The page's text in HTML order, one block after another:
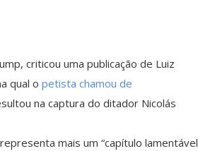
criticou uma publicação de Luiz
qual o petista chamou de
na captura do ditador Nicolás
mais um “capítulo lamentável